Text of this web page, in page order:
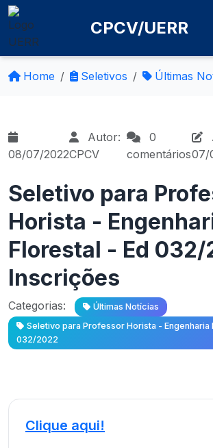
CPCV/UERR
Home Seletivos Últimas
08/07/2022
Autor:
CPCV
0
comentários07/
Seletivo para
Horista -
Florestal - Ed
Inscrições
Categorias:
Últimas Notícias
Seletivo para Professor Horista - Engenharia
032/2022
Clique aqui!